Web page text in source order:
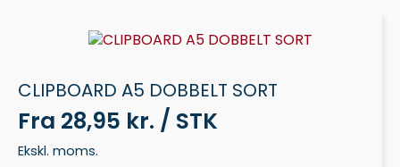
CLIPBOARD A5 DOBBELT SORT
Fra 28,95 kr. / STK
Ekskl. moms.